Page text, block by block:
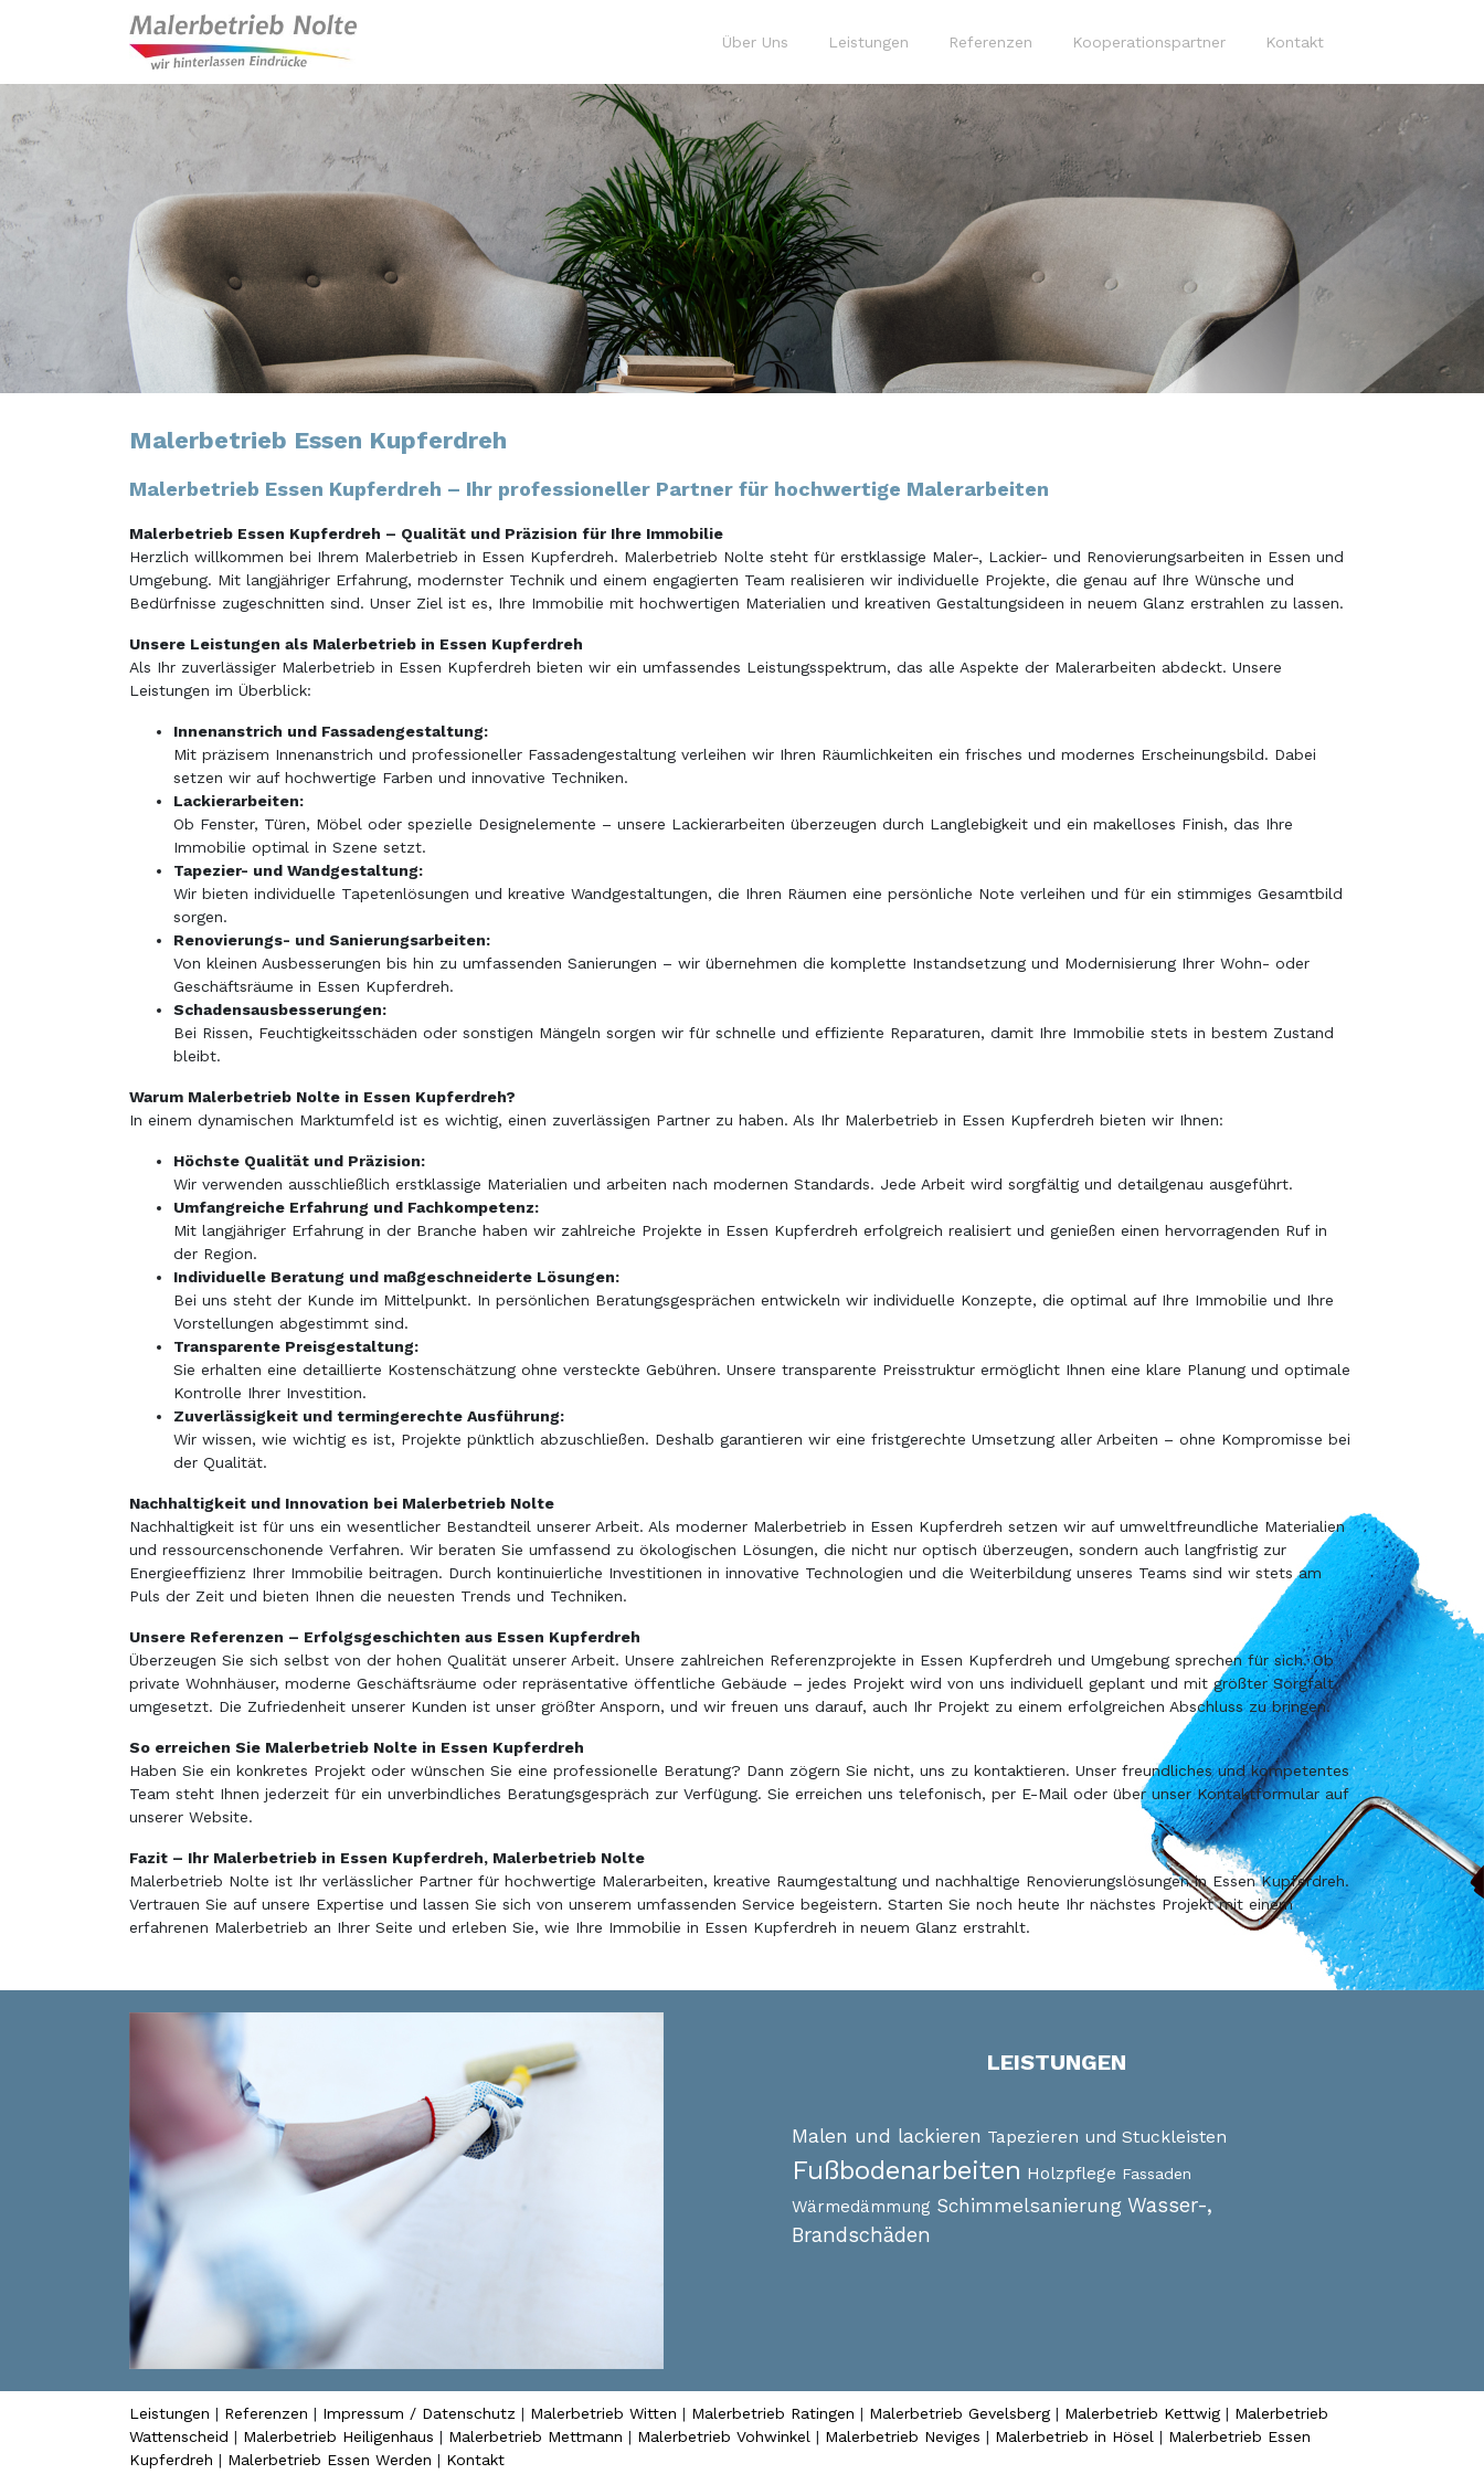
Über Uns Leistungen Referenzen Kooperationspartner Kontakt
Malerbetrieb Essen Kupferdreh
Malerbetrieb Essen Kupferdreh – Ihr professioneller Partner für hochwertige Malerarbeiten
Malerbetrieb Essen Kupferdreh – Qualität und Präzision für Ihre Immobilie
Herzlich willkommen bei Ihrem Malerbetrieb in Essen Kupferdreh. Malerbetrieb Nolte steht für erstklassige Maler-, Lackier- und Renovierungsarbeiten in Essen und
Umgebung. Mit langjähriger Erfahrung, modernster Technik und einem engagierten Team realisieren wir individuelle Projekte, die genau auf Ihre Wünsche und
Bedürfnisse zugeschnitten sind. Unser Ziel ist es, Ihre Immobilie mit hochwertigen Materialien und kreativen Gestaltungsideen in neuem Glanz erstrahlen zu lassen.
Unsere Leistungen als Malerbetrieb in Essen Kupferdreh
Als Ihr zuverlässiger Malerbetrieb in Essen Kupferdreh bieten wir ein umfassendes Leistungsspektrum, das alle Aspekte der Malerarbeiten abdeckt. Unsere
Leistungen im Überblick:
Innenanstrich und Fassadengestaltung:
Mit präzisem Innenanstrich und professioneller Fassadengestaltung verleihen wir Ihren Räumlichkeiten ein frisches und modernes Erscheinungsbild. Dabei
setzen wir auf hochwertige Farben und innovative Techniken.
Lackierarbeiten:
Ob Fenster, Türen, Möbel oder spezielle Designelemente – unsere Lackierarbeiten überzeugen durch Langlebigkeit und ein makelloses Finish, das Ihre
Immobilie optimal in Szene setzt.
Tapezier- und Wandgestaltung:
Wir bieten individuelle Tapetenlösungen und kreative Wandgestaltungen, die Ihren Räumen eine persönliche Note verleihen und für ein stimmiges Gesamtbild
sorgen.
Renovierungs- und Sanierungsarbeiten:
Von kleinen Ausbesserungen bis hin zu umfassenden Sanierungen – wir übernehmen die komplette Instandsetzung und Modernisierung Ihrer Wohn- oder
Geschäftsräume in Essen Kupferdreh.
Schadensausbesserungen:
Bei Rissen, Feuchtigkeitsschäden oder sonstigen Mängeln sorgen wir für schnelle und effiziente Reparaturen, damit Ihre Immobilie stets in bestem Zustand
bleibt.
Warum Malerbetrieb Nolte in Essen Kupferdreh?
In einem dynamischen Marktumfeld ist es wichtig, einen zuverlässigen Partner zu haben. Als Ihr Malerbetrieb in Essen Kupferdreh bieten wir Ihnen:
Höchste Qualität und Präzision:
Wir verwenden ausschließlich erstklassige Materialien und arbeiten nach modernen Standards. Jede Arbeit wird sorgfältig und detailgenau ausgeführt.
Umfangreiche Erfahrung und Fachkompetenz:
Mit langjähriger Erfahrung in der Branche haben wir zahlreiche Projekte in Essen Kupferdreh erfolgreich realisiert und genießen einen hervorragenden Ruf in
der Region.
Individuelle Beratung und maßgeschneiderte Lösungen:
Bei uns steht der Kunde im Mittelpunkt. In persönlichen Beratungsgesprächen entwickeln wir individuelle Konzepte, die optimal auf Ihre Immobilie und Ihre
Vorstellungen abgestimmt sind.
Transparente Preisgestaltung:
Sie erhalten eine detaillierte Kostenschätzung ohne versteckte Gebühren. Unsere transparente Preisstruktur ermöglicht Ihnen eine klare Planung und optimale
Kontrolle Ihrer Investition.
Zuverlässigkeit und termingerechte Ausführung:
Wir wissen, wie wichtig es ist, Projekte pünktlich abzuschließen. Deshalb garantieren wir eine fristgerechte Umsetzung aller Arbeiten – ohne Kompromisse bei
der Qualität.
Nachhaltigkeit und Innovation bei Malerbetrieb Nolte
Nachhaltigkeit ist für uns ein wesentlicher Bestandteil unserer Arbeit. Als moderner Malerbetrieb in Essen Kupferdreh setzen wir auf umweltfreundliche Materialien
und ressourcenschonende Verfahren. Wir beraten Sie umfassend zu ökologischen Lösungen, die nicht nur optisch überzeugen, sondern auch langfristig zur
Energieeffizienz Ihrer Immobilie beitragen. Durch kontinuierliche Investitionen in innovative Technologien und die Weiterbildung unseres Teams sind wir stets am
Puls der Zeit und bieten Ihnen die neuesten Trends und Techniken.
Unsere Referenzen – Erfolgsgeschichten aus Essen Kupferdreh
Überzeugen Sie sich selbst von der hohen Qualität unserer Arbeit. Unsere zahlreichen Referenzprojekte in Essen Kupferdreh und Umgebung sprechen für sich. Ob
private Wohnhäuser, moderne Geschäftsräume oder repräsentative öffentliche Gebäude – jedes Projekt wird von uns individuell geplant und mit größter Sorgfalt
umgesetzt. Die Zufriedenheit unserer Kunden ist unser größter Ansporn, und wir freuen uns darauf, auch Ihr Projekt zu einem erfolgreichen Abschluss zu bringen.
So erreichen Sie Malerbetrieb Nolte in Essen Kupferdreh
Haben Sie ein konkretes Projekt oder wünschen Sie eine professionelle Beratung? Dann zögern Sie nicht, uns zu kontaktieren. Unser freundliches und kompetentes
Team steht Ihnen jederzeit für ein unverbindliches Beratungsgespräch zur Verfügung. Sie erreichen uns telefonisch, per E-Mail oder über unser Kontaktformular auf
unserer Website.
Fazit – Ihr Malerbetrieb in Essen Kupferdreh, Malerbetrieb Nolte
Malerbetrieb Nolte ist Ihr verlässlicher Partner für hochwertige Malerarbeiten, kreative Raumgestaltung und nachhaltige Renovierungslösungen in Essen Kupferdreh.
Vertrauen Sie auf unsere Expertise und lassen Sie sich von unserem umfassenden Service begeistern. Starten Sie noch heute Ihr nächstes Projekt mit einem
erfahrenen Malerbetrieb an Ihrer Seite und erleben Sie, wie Ihre Immobilie in Essen Kupferdreh in neuem Glanz erstrahlt.
LEISTUNGEN
Malen und lackieren Tapezieren und Stuckleisten
Fußbodenarbeiten Holzpflege Fassaden
Wärmedämmung Schimmelsanierung Wasser-,
Brandschäden
Leistungen | Referenzen | Impressum / Datenschutz | Malerbetrieb Witten | Malerbetrieb Ratingen | Malerbetrieb Gevelsberg | Malerbetrieb Kettwig | Malerbetrieb
Wattenscheid | Malerbetrieb Heiligenhaus | Malerbetrieb Mettmann | Malerbetrieb Vohwinkel | Malerbetrieb Neviges | Malerbetrieb in Hösel | Malerbetrieb Essen
Kupferdreh | Malerbetrieb Essen Werden | Kontakt